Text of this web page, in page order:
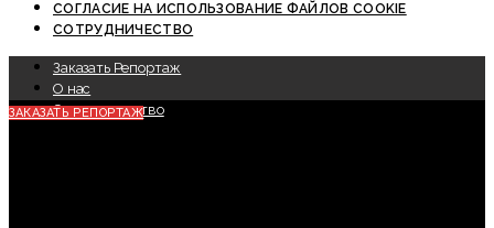
СОГЛАСИЕ НА ИСПОЛЬЗОВАНИЕ ФАЙЛОВ COOKIE
СОТРУДНИЧЕСТВО
Заказать Репортаж
О нас
Сотрудничество
ЗАКАЗАТЬ РЕПОРТАЖ